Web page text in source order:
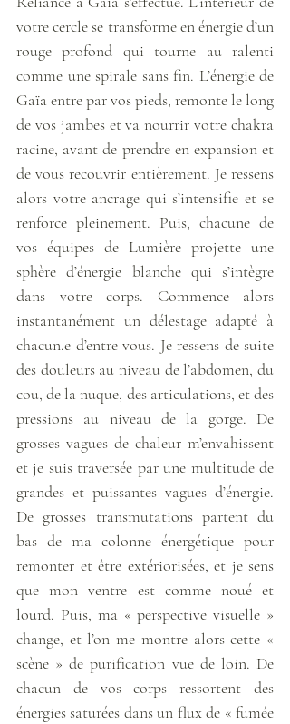
votre cercle se transforme en énergie d’un
rouge profond qui tourne au ralenti
comme une spirale sans fin. L’énergie de
Gaïa entre par vos pieds, remonte le long
de vos jambes et va nourrir votre chakra
racine, avant de prendre en expansion et
de vous recouvrir entièrement. Je ressens
alors votre ancrage qui s’intensifie et se
renforce pleinement. Puis, chacune de
vos équipes de Lumière projette une
sphère d’énergie blanche qui s’intègre
dans votre corps. Commence alors
instantanément un délestage adapté à
chacun.e d’entre vous. Je ressens de suite
des douleurs au niveau de l’abdomen, du
cou, de la nuque, des articulations, et des
pressions au niveau de la gorge. De
grosses vagues de chaleur m’envahissent
et je suis traversée par une multitude de
grandes et puissantes vagues d’énergie.
De grosses transmutations partent du
bas de ma colonne énergétique pour
remonter et être extériorisées, et je sens
que mon ventre est comme noué et
lourd. Puis, ma « perspective visuelle »
change, et l’on me montre alors cette «
scène » de purification vue de loin. De
chacun de vos corps ressortent des
énergies saturées dans un flux de « fumée